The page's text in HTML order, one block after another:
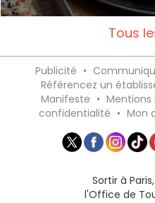
Tous
Publicité •
Référencez un
Manifeste • Mentions
confidentialité • Mon
Sortir à
l'Office de